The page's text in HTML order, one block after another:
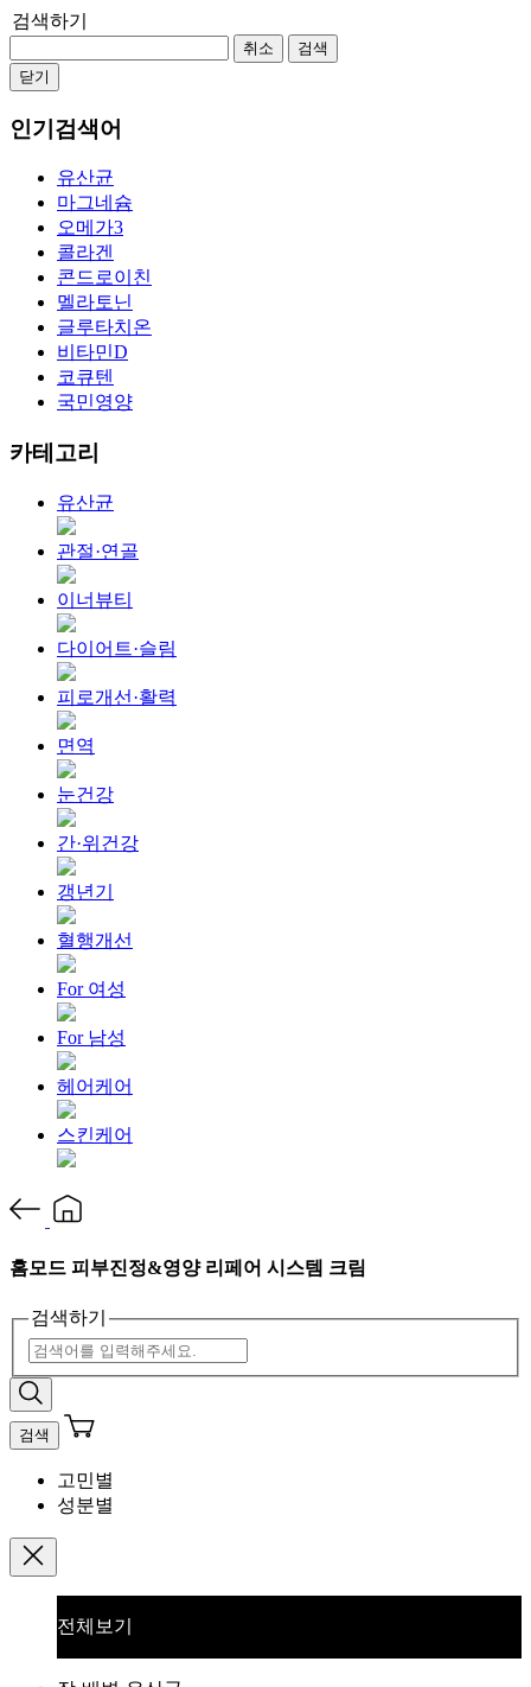
검색하기
취소
검색
닫기
인기검색어
유산균
마그네슘
오메가3
콜라겐
콘드로이친
멜라토닌
글루타치온
비타민D
코큐텐
국민영양
카테고리
유산균
관절·연골
이너뷰티
다이어트·슬림
피로개선·활력
면역
눈건강
간·위건강
갱년기
혈행개선
For 여성
For 남성
헤어케어
스킨케어
홈모드 피부진정&영양 리페어 시스템 크림
검색하기
검색
고민별
성분별
전체보기